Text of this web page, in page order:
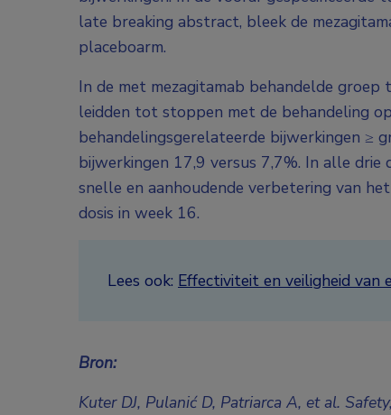
late breaking abstract, bleek de
placeboarm.
In de met mezagitamab behandelde
leidden tot stoppen met de behandeling
behandelingsgerelateerde bijwerkingen ≥
bijwerkingen 17,9 versus 7,7%. In alle drie
snelle en aanhoudende verbetering van
dosis in week 16.
Lees ook: Effectiviteit en veiligheid van
Bron:
Kuter DJ, Pulanić D, Patriarca A, et al.